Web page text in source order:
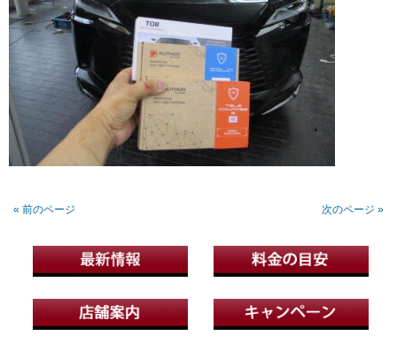
« 前のページ 次のページ »